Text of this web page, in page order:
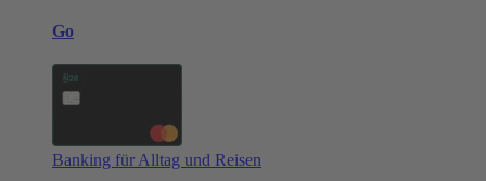
Go
Banking für Alltag und Reisen